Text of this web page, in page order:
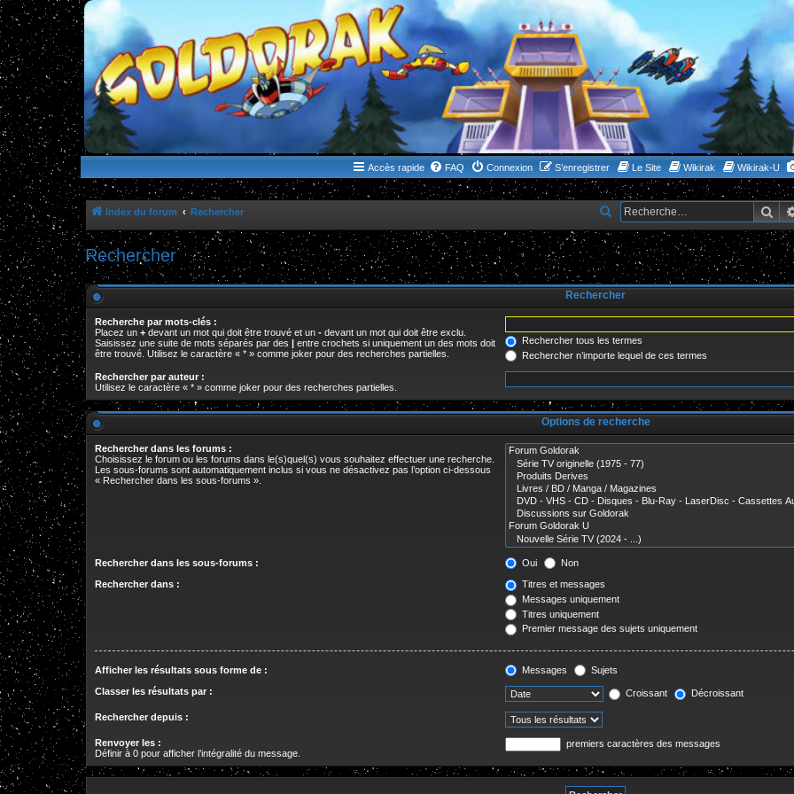
WWW.GOLDORAKGO.COM
le site de la Lune Rouge
Accès rapide FAQ Connexion S’enregistrer Le Site Wikirak Wikirak-U
Index du forum Rechercher
e
c
e
r
c
h
r
Rechercher
Rechercher
Recherche par mots-clés :
Placez un + devant un mot qui doit être trouvé et un - devant un mot qui doit être exclu.
Saisissez une suite de mots séparés par des | entre crochets si uniquement un des mots doit
être trouvé. Utilisez le caractère « * » comme joker pour des recherches partielles.
Rechercher tous les termes
Rechercher n’importe lequel de ces termes
Rechercher par auteur :
Utilisez le caractère « * » comme joker pour des recherches partielles.
Options de recherche
Rechercher dans les forums :
Choisissez le forum ou les forums dans le(s)quel(s) vous souhaitez effectuer une recherche.
Les sous-forums sont automatiquement inclus si vous ne désactivez pas l’option ci-dessous
« Rechercher dans les sous-forums ».
Rechercher dans les sous-forums : Oui Non
Rechercher dans :
Titres et messages
Messages uniquement
Titres uniquement
Premier message des sujets uniquement
Afficher les résultats sous forme de : Messages Sujets
Classer les résultats par : Croissant Décroissant
Rechercher depuis :
Renvoyer les :
Définir à 0 pour afficher l’intégralité du message.
premiers caractères des messages